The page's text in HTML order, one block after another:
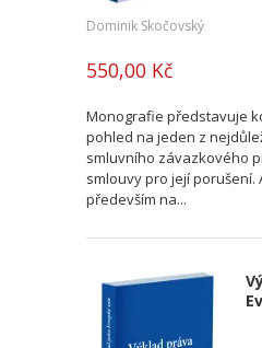
Dominik Skočovský
550,00 Kč
Monografie představuje
pohled na jeden z
smluvního závazkového
smlouvy pro její porušení.
především na...